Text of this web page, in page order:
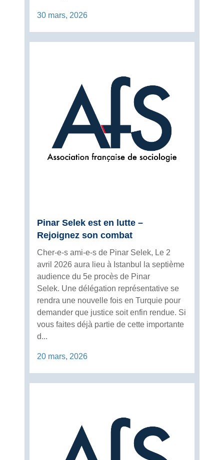
30 mars, 2026
Pinar Selek est en lutte –
Rejoignez son combat
Cher-e-s ami-e-s de Pinar Selek, Le 2
avril 2026 aura lieu à Istanbul la septième
audience du 5e procès de Pinar
Selek. Une délégation représentative se
rendra une nouvelle fois en Turquie pour
demander que justice soit enfin rendue. Si
vous faites déjà partie de cette importante
d...
20 mars, 2026